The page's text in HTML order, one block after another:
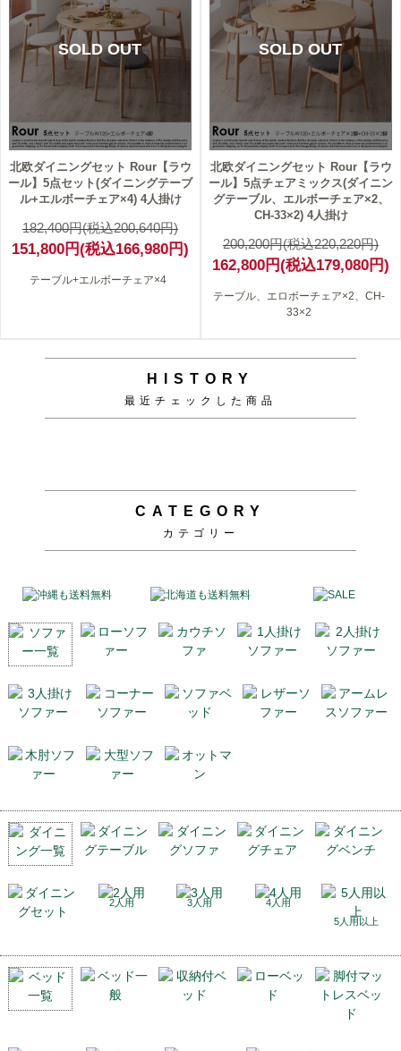
SOLD OUT
北欧ダイニングセット Rour【ラウ
ール】5点セット(ダイニングテーブ
ル+エルボーチェア×4) 4人掛け
182,400円(税込200,640円)
151,800円(税込166,980円)
テーブル+エルボーチェア×4
SOLD OUT
北欧ダイニングセット Rour【ラウ
ール】5点チェアミックス(ダイニン
グテーブル、エルボーチェア×2、
CH-33×2) 4人掛け
200,200円(税込220,220円)
162,800円(税込179,080円)
テーブル、エロボーチェア×2、CH-
33×2
HISTORY
最近チェックした商品
CATEGORY
カテゴリー
2人用 3人用
4人用
5人用以上